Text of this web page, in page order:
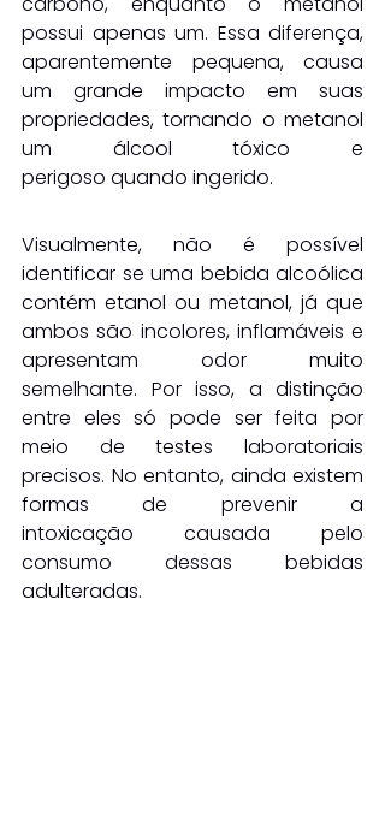
possui apenas um. Essa diferença,
aparentemente pequena, causa
um grande impacto em suas
propriedades, tornando o metanol
um álcool tóxico e
perigoso quando ingerido.
Visualmente, não é possível
identificar se uma bebida alcoólica
contém etanol ou metanol, já que
ambos são incolores, inflamáveis e
apresentam odor muito
semelhante. Por isso, a distinção
entre eles só pode ser feita por
meio de testes laboratoriais
precisos. No entanto, ainda existem
formas de prevenir a
intoxicação causada pelo
consumo dessas bebidas
adulteradas.